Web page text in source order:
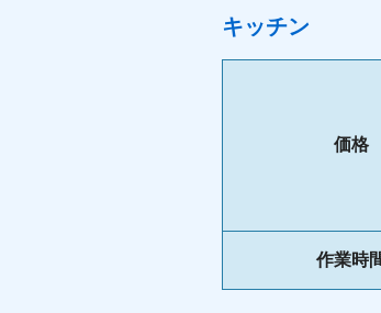
キッチン
価格
作業時